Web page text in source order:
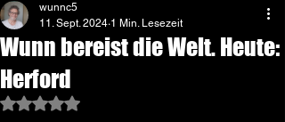
Wunn bereist die Welt. Heute:
Herford
wunnc5
11. Sept. 2024 1 Min. Lesezeit
Mit NaN von 5 Sternen bewertet.